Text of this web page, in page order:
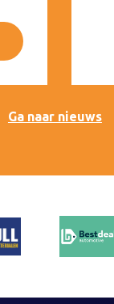
Ga naar nieuws